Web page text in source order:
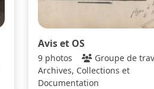
Avis et OS
9 photos
Groupe de
Archives, Collections et
Documentation